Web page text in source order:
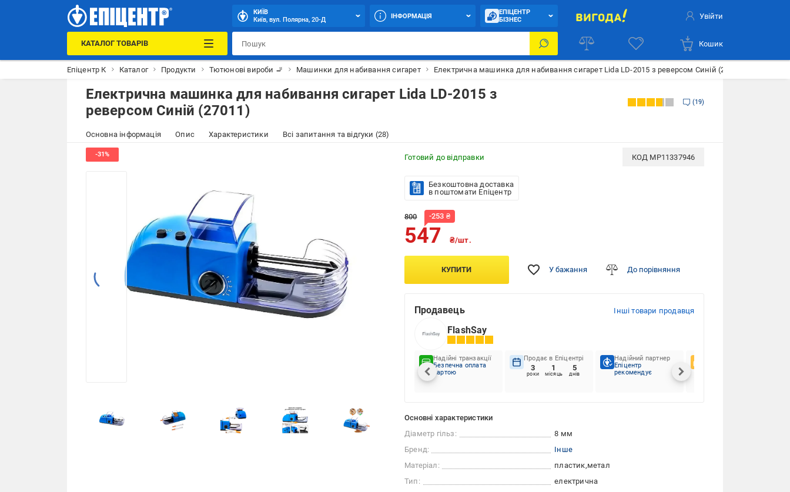
КИЇВ
Київ, вул. Полярна, 20-Д
ІНФОРМАЦІЯ
ЕПІЦЕНТР
БІЗНЕС
Увійти
КАТАЛОГ ТОВАРІВ Кошик
Епіцентр К Каталог Продукти Тютюнові вироби 🚬 Машинки для набивання сигарет Електрична машинка для набивання сигарет Lida LD-2015 з реверсом Синій (27011)
Електрична машинка для набивання сигарет Lida LD-2015 з
реверсом Синій (27011)
19
Основна інформація Опис Характеристики Всі запитання та відгуки (28)
Готовий до відправки КОД MP11337946
Безкоштовна доставка
в поштомати Епіцентр
800 -253 ₴
547 ₴/шт.
КУПИТИ У бажання До порівняння
Продавець Інші товари продавця
FlashSay
Надійні транзакції
Безпечна оплата
картою
Продає в Епіцентрі
3
роки
1
місяць
5
днів
Надійний партнер
Епіцентр
рекомендує
Основні характеристики
Діаметр гільз:
8 мм
Бренд:
Інше
Матеріал:
пластик метал
Тип:
електрична